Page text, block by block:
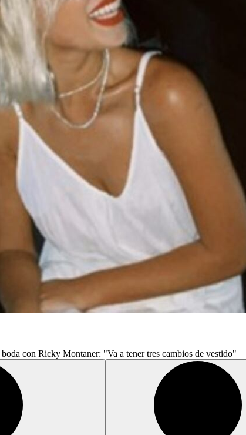
con Ricky Montaner: "Va a tener tres cambios de vestido"